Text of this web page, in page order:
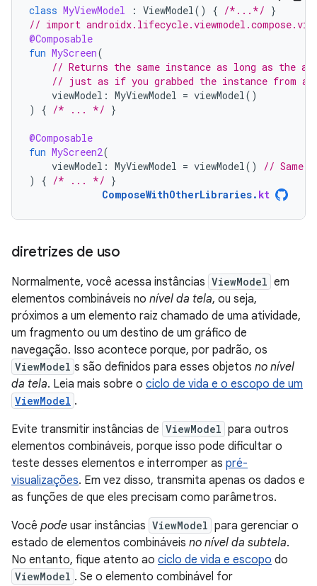
class MyViewModel : ViewModel() { /*...*/ }
// import
@Composable
fun MyScreen(
// Returns the same instance as long as the
// just as if you grabbed the instance from
viewModel : MyViewModel = viewModel()
)
{ /* ... */ }
@Composable
fun MyScreen2(
viewModel : MyViewModel = viewModel()
// Same
)
{ /* ... */ }
ComposeWithOtherLibraries. kt
diretrizes de uso
Normalmente, você acessa instâncias ViewModel em
elementos combináveis no nível da tela, ou seja,
próximos a um elemento raiz chamado de uma atividade,
um fragmento ou um destino de um gráfico de
navegação. Isso acontece porque, por padrão, os
ViewModel s são definidos para esses objetos no nível
da tela. Leia mais sobre o ciclo de vida e o escopo de um
ViewModel .
Evite transmitir instâncias de ViewModel para outros
elementos combináveis, porque isso pode dificultar o
teste desses elementos e interromper as pré-
visualizações. Em vez disso, transmita apenas os dados e
as funções de que eles precisam como parâmetros.
Você pode usar instâncias ViewModel para gerenciar o
estado de elementos combináveis no nível da subtela.
No entanto, fique atento ao ciclo de vida e escopo do
ViewModel . Se o elemento combinável for